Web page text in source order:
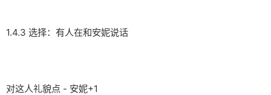
1.4.3 选择：有人在和安妮说话
对这人礼貌点 - 安妮+1